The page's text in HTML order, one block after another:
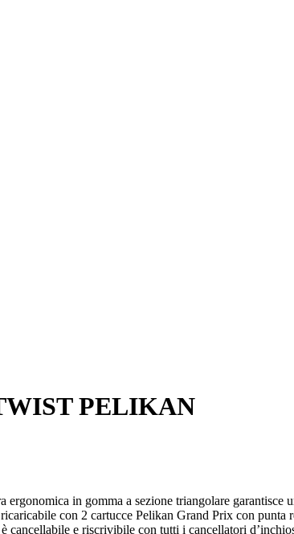
PELIKAN
ergonomica in gomma a sezione triangolare garantisce
con 2 cartucce Pelikan Grand Prix con punta
cancellabile e riscrivibile con tutti i cancellatori